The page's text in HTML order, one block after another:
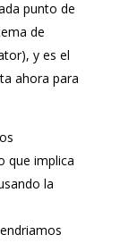
punto de
de
y es el
ahora para
que implica
la